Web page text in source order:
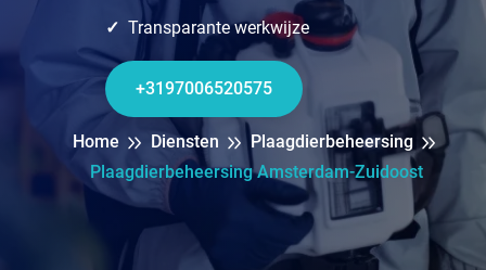
Transparante werkwijze
+3197006520575
Home Diensten
Plaagdierbeheersing
Plaagdierbeheersing Amsterdam-Zuidoost